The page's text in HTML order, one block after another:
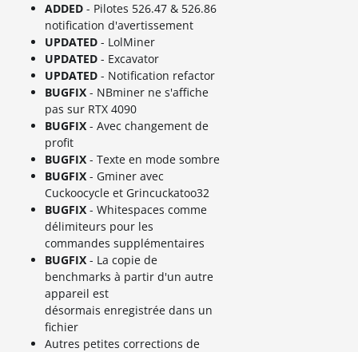
ADDED - Pilotes 526.47 & 526.86
notification d'avertissement
UPDATED - LolMiner
UPDATED - Excavator
UPDATED - Notification refactor
BUGFIX - NBminer ne s'affiche
pas sur RTX 4090
BUGFIX - Avec changement de
profit
BUGFIX - Texte en mode sombre
BUGFIX - Gminer avec
Cuckoocycle et Grincuckatoo32
BUGFIX - Whitespaces comme
délimiteurs pour les
commandes supplémentaires
BUGFIX - La copie de
benchmarks à partir d'un autre
appareil est
désormais enregistrée dans un
fichier
Autres petites corrections de